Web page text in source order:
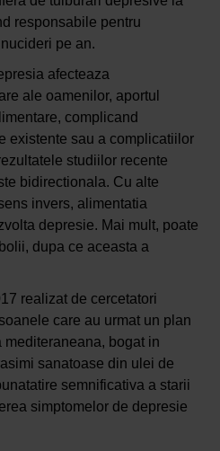
responsabile pentru
pe an.
afecteaza
ale oamenilor, aportul
complicand
existente sau a complicatiilor
studiilor recente
bidirectionala. Cu alte
invers, alimentatia
depresie. Mai mult, poate
dupa ce aceasta a
realizat de cercetatori
care au urmat un plan
bogat in
sanatoase din ulei de
semnificativa a starii
simptomelor de depresie